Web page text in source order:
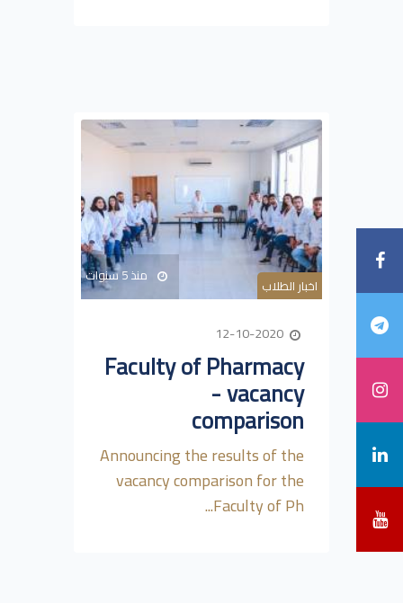
اخبار الطلاب منذ 5 سنوات
Faculty of Pharmacy
- vacancy
comparison
Announcing the results of the
vacancy comparison for the
Faculty of Ph...